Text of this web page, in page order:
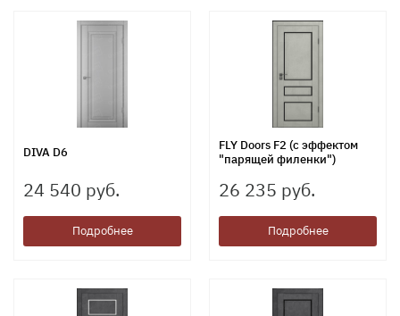
DIVA D6
24 540 руб.
Подробнее
FLY Doors F2 (с эффектом
"парящей филенки")
26 235 руб.
Подробнее